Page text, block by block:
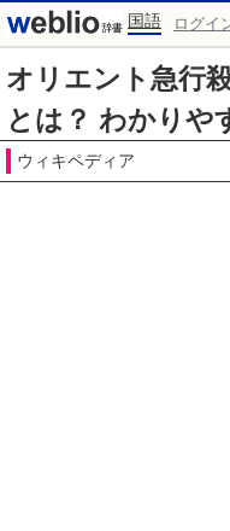
国語 ログイ
オリエント急行
とは？ わかりや
ウィキペディア